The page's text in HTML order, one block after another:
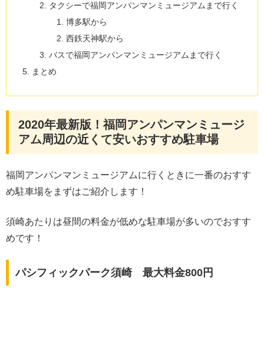
タクシーで福岡アンパンマンミュージアムまで行く
博多駅から
西鉄天神駅から
バスで福岡アンパンマンミュージアムまで行く
まとめ
2020年最新版！福岡アンパンマンミュージ
アム周辺の近くて安いおすすめ駐車場
福岡アンパンマンミュージアムに行くときに一番のおすす
め駐車場をまずはご紹介します！
須崎あたりは昼間の料金が低めな駐車場が多いのでおすす
めです！
パシフィックパーク須崎 最大料金800円